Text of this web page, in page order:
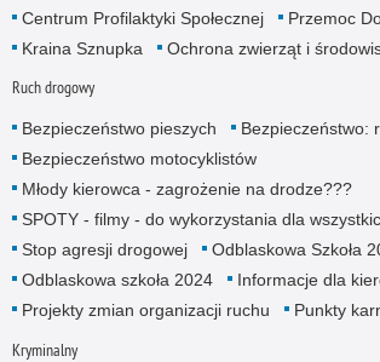
Centrum Profilaktyki Społecznej
Przemoc
Kraina Sznupka
Ochrona zwierząt i
Ruch drogowy
Bezpieczeństwo pieszych
Bezpieczeństwo:
Bezpieczeństwo motocyklistów
Młody kierowca - zagrożenie na drodze???
SPOTY - filmy - do wykorzystania dla
Stop agresji drogowej
Odblaskowa Szkoła
Odblaskowa szkoła 2024
Informacje dla
Projekty zmian organizacji ruchu
Punkty
Kryminalny